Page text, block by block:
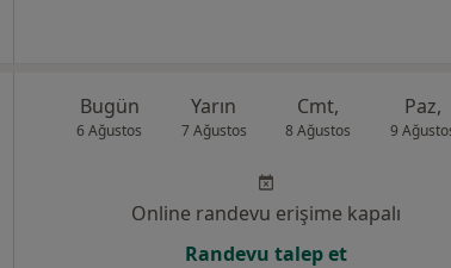
Bugün
6 Ağustos
Yarın
7 Ağustos
Cmt,
8 Ağustos
Paz,
9
Online randevu erişime kapalı
Randevu talep et